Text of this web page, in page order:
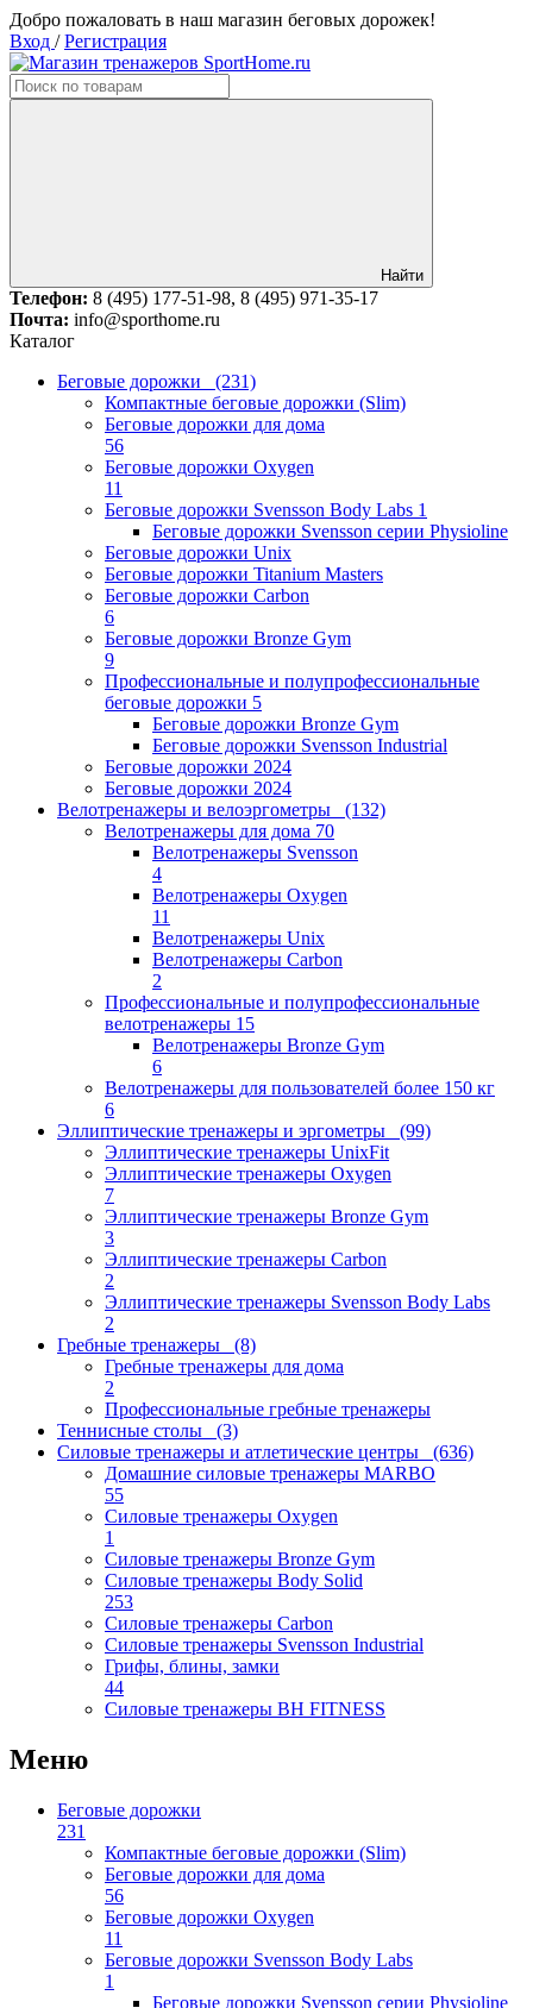
Добро пожаловать в наш магазин беговых дорожек!
Вход /Регистрация
Найти
Телефон: 8 (495) 177-51-98, 8 (495) 971-35-17
Почта: info@sporthome.ru
Каталог
Беговые дорожки (231)
Компактные беговые дорожки (Slim)
Беговые дорожки для дома
56
Беговые дорожки Oxygen
11
Беговые дорожки Svensson Body Labs 1
Беговые дорожки Svensson серии Physioline
Беговые дорожки Unix
Беговые дорожки Titanium Masters
Беговые дорожки Carbon
6
Беговые дорожки Bronze Gym
9
Профессиональные и полупрофессиональные
беговые дорожки 5
Беговые дорожки Bronze Gym
Беговые дорожки Svensson Industrial
Беговые дорожки 2024
Беговые дорожки 2024
Велотренажеры и велоэргометры (132)
Велотренажеры для дома 70
Велотренажеры Svensson
4
Велотренажеры Oxygen
11
Велотренажеры Unix
Велотренажеры Carbon
2
Профессиональные и полупрофессиональные
велотренажеры 15
Велотренажеры Bronze Gym
6
Велотренажеры для пользователей более 150 кг
6
Эллиптические тренажеры и эргометры (99)
Эллиптические тренажеры UnixFit
Эллиптические тренажеры Oxygen
7
Эллиптические тренажеры Bronze Gym
3
Эллиптические тренажеры Carbon
2
Эллиптические тренажеры Svensson Body Labs
2
Гребные тренажеры (8)
Гребные тренажеры для дома
2
Профессиональные гребные тренажеры
Теннисные столы (3)
Силовые тренажеры и атлетические центры (636)
Домашние силовые тренажеры MARBO
55
Силовые тренажеры Oxygen
1
Силовые тренажеры Bronze Gym
Силовые тренажеры Body Solid
253
Силовые тренажеры Carbon
Силовые тренажеры Svensson Industrial
Грифы, блины, замки
44
Силовые тренажеры BH FITNESS
Меню
Беговые дорожки
231
Компактные беговые дорожки (Slim)
Беговые дорожки для дома
56
Беговые дорожки Oxygen
11
Беговые дорожки Svensson Body Labs
1
Беговые дорожки Svensson серии Physioline